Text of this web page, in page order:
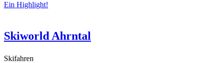
Ein Highlight!
Skiworld Ahrntal
Skifahren